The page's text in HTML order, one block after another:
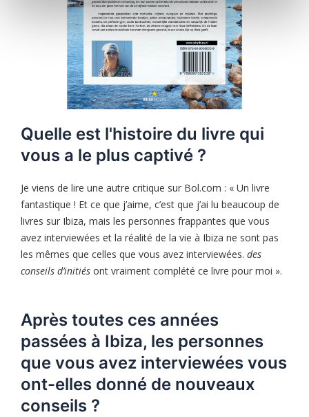
Quelle est l'histoire du livre qui
vous a le plus captivé ?
Je viens de lire une autre critique sur Bol.com : « Un livre
fantastique ! Et ce que j’aime, c’est que j’ai lu beaucoup de
livres sur Ibiza, mais les personnes frappantes que vous
avez interviewées et la réalité de la vie à Ibiza ne sont pas
les mêmes que celles que vous avez interviewées. des
conseils d’initiés ont vraiment complété ce livre pour moi ».
Après toutes ces années
passées à Ibiza, les personnes
que vous avez interviewées vous
ont-elles donné de nouveaux
conseils ?